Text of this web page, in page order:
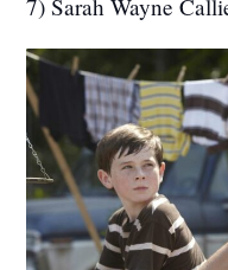
7) Sarah Wayne